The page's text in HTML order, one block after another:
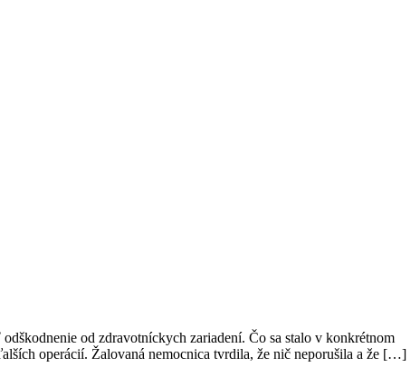
od zdravotníckych zariadení. Čo sa stalo v konkrétnom
operácií. Žalovaná nemocnica tvrdila, že nič neporušila a že […]